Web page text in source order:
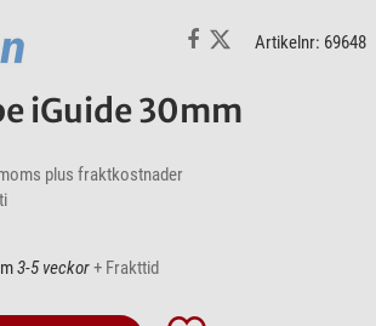
Artikelnr: 69648
iGuide 30mm
plus fraktkostnader
3-5 veckor+ Frakttid